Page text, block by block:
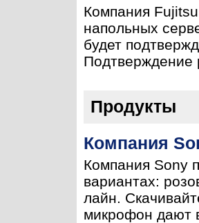
Компания
напольных
будет
Подтверждение
Продукты
Компания
Компания Sony
вариантах:
лайн.
микрофон дают